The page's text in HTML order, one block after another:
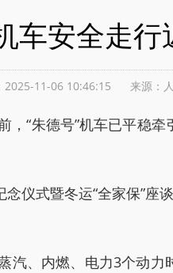
车安全走
2025-11-06 10:46:15 来源：
“朱德号”机车已平稳
式暨冬运“全家保”座
、内燃、电力3个动力